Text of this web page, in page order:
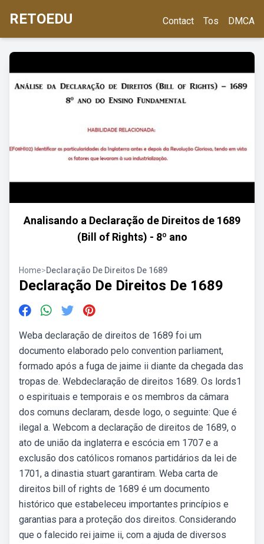
RETOEDU Contact Tos DMCA
Analisando a Declaração de Direitos de 1689
(Bill of Rights) - 8º ano
Home>Declaração De Direitos De 1689
Declaração De Direitos De 1689
Weba declaração de direitos de 1689 foi um
documento elaborado pelo convention parliament,
formado após a fuga de jaime ii diante da chegada das
tropas de. Webdeclaração de direitos 1689. Os lords1
o espirituais e temporais e os membros da câmara
dos comuns declaram, desde logo, o seguinte: Que é
ilegal a. Webcom a declaração de direitos de 1689, o
ato de união da inglaterra e escócia em 1707 e a
exclusão dos católicos romanos partidários da lei de
1701, a dinastia stuart garantiram. Weba carta de
direitos bill of rights de 1689 é um documento
histórico que estabeleceu importantes princípios e
garantias para a proteção dos direitos. Considerando
que o falecido rei jaime ii, com a ajuda de diversos